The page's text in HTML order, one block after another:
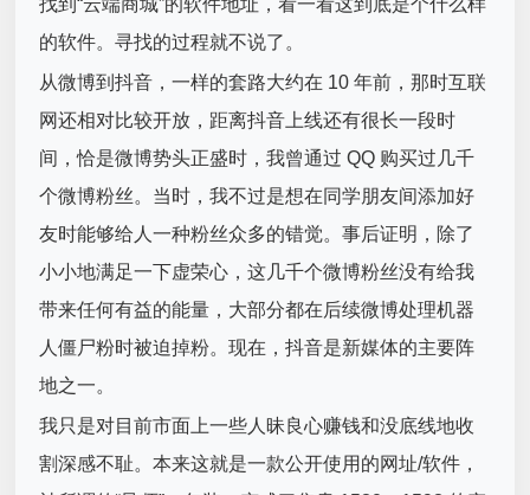
找到“云端商城”的软件地址，看一看这到底是个什么样
的软件。寻找的过程就不说了。
从微博到抖音，一样的套路大约在 10 年前，那时互联
网还相对比较开放，距离抖音上线还有很长一段时
间，恰是微博势头正盛时，我曾通过 QQ 购买过几千
个微博粉丝。当时，我不过是想在同学朋友间添加好
友时能够给人一种粉丝众多的错觉。事后证明，除了
小小地满足一下虚荣心，这几千个微博粉丝没有给我
带来任何有益的能量，大部分都在后续微博处理机器
人僵尸粉时被迫掉粉。现在，抖音是新媒体的主要阵
地之一。
我只是对目前市面上一些人昧良心赚钱和没底线地收
割深感不耻。本来这就是一款公开使用的网址/软件，